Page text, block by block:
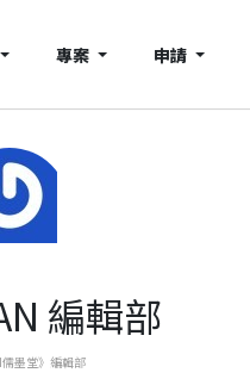
專案 申請
編輯部
儒墨堂》編輯部